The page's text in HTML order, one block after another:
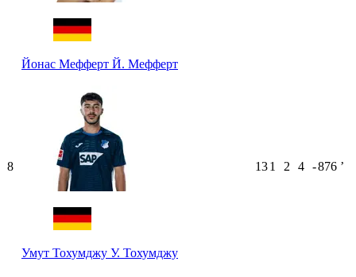
Йонас Мефферт Й. Мефферт
8
Умут Тохумджу У. Тохумджу
131 2 4 -876 ʼ